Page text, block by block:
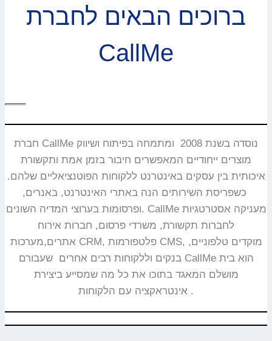
ברוכים הבאים לחברת
CallMe
חברת CallMe נוסדה בשנת 2008 ומתמחה בפיתוח ושיווק
מוצרים ייחודיים המאפשרים חיבור בזמן אמת ותקשורת
איכותית בין עסקים באינטרנט ללקוחות הפוטנציאליים שלהם.
כשפריסת השירותים הנה באתרי האינטרנט, באנרים,
ופרסומות בערוצי המדיה השונים. CallMe מעניקה אסטרטגיות
לחברות תקשורת, משרדי פרסום, חברות אירוח
אתרים,מערכות CRM, פלטפורמות CMS, מוקדים טלפוניים,
בנקים וללקוחות רבים אחרים שעבורם CallMe הוא בית
מושלם המאגד בתוכו את כל מה שמסייע ביצירת
אינטראקציה עם הלקוחות.